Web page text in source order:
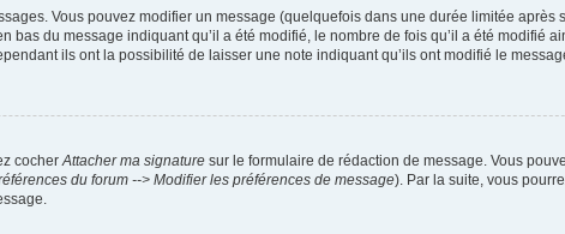
Vous pouvez modifier un message (quelquefois dans une durée limitée
du message indiquant qu’il a été modifié, le nombre de fois qu’il a été modifié
ils ont la possibilité de laisser une note indiquant qu’ils ont modifié le
cocherAttacher ma signature sur le formulaire de rédaction de message. Vous
du forum --> Modifier les préférences de message). Par la suite, vous